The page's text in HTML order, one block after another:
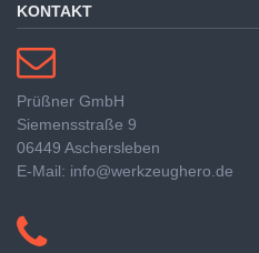
KONTAKT
Prüßner GmbH
Siemensstraße 9
06449 Aschersleben
E-Mail: info@werkzeughero.de